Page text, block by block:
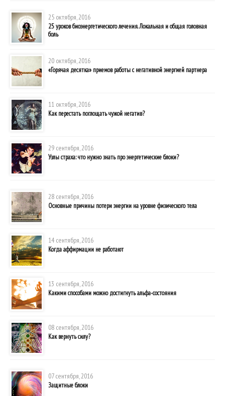
25 октября, 2016
25 уроков биоэнергетического лечения. Локальная и общая головная
боль
20 октября, 2016
«Горячая десятка» приемов работы с негативной энергией партнера
11 октября, 2016
Как перестать поглощать чужой негатив?
29 сентября, 2016
Узлы страха: что нужно знать про энергетические блоки?
28 сентября, 2016
Основные причины потери энергии на уровне физического тела
14 сентября, 2016
Когда аффирмации не работают
13 сентября, 2016
Какими способами можно достигнуть альфа-состояния
08 сентября, 2016
Как вернуть силу?
07 сентября, 2016
Защитные блоки